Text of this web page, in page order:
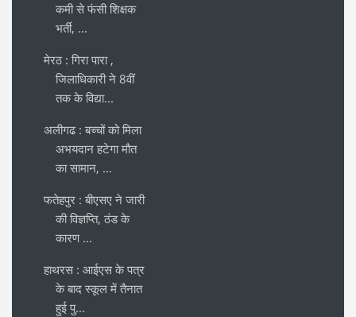
कमी से फंसी शिक्षक
भर्ती, ...
मेरठ : गिरा पारा ,
जिलाधिकारी ने 8वीं
तक के विद्या...
अलीगढ : बच्चों को मिला
अभयदान हटेगा मौत
का सामान, ...
फतेहपुर : बीएसए ने जारी
की विज्ञप्ति, ठंड के
कारण ...
हाथरस : आईएस के पत्र
के बाद स्कूल में तैनात
हुई पु...